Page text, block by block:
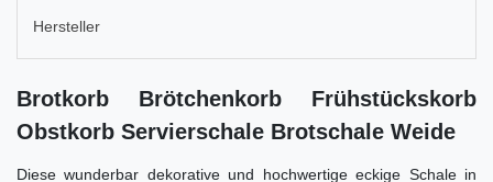
Hersteller
Brotkorb Brötchenkorb Frühstückskorb
Obstkorb Servierschale Brotschale Weide
Diese wunderbar dekorative und hochwertige eckige Schale in